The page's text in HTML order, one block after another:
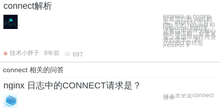
connect解析
express 是 nodejs
中最流行的 web 框
架。express 中对
http 中的 request 和
response 的处理，
还有以中间件为核心
的处理流程，非常灵
活，足以应对任何业
务的需求。 而
connect 曾经是
express 3.
技术小胖子
8年前 697
connect 相关的问答
nginx 日志中的CONNECT请求是？
日志里全是connect
请求